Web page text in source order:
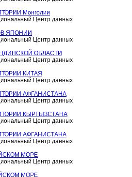
Монголии
Центр данных
ЯПОНИИ
Центр данных
ОБЛАСТИ
Центр данных
КИТАЯ
Центр данных
АФГАНИСТАНА
Центр данных
КЫРГЫЗСТАНА
Центр данных
АФГАНИСТАНА
Центр данных
МОРЕ
Центр данных
МОРЕ